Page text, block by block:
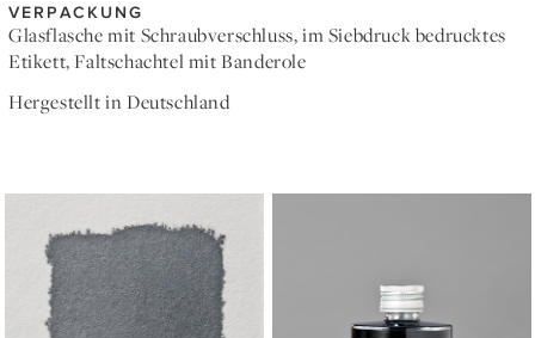
VERPACKUNG
Glasflasche mit Schraubverschluss, im Siebdruck bedrucktes
Etikett, Faltschachtel mit Banderole
Hergestellt in Deutschland